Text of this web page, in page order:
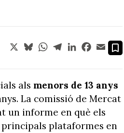
X BlueskyWhatsApp
TelegramLinkedInFacebook
Email
als menors de 13 anys
La comissió de Mercat
un informe en què els
principals plataformes en